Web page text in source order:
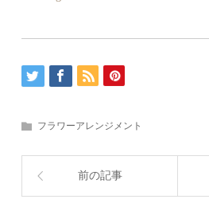
フラワーアレンジメント
前の記事